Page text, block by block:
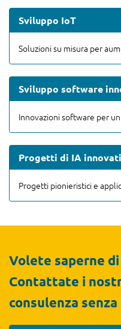
Sviluppo IoT
Soluzioni su misura per
Sviluppo software
Innovazioni software per
Progetti di IA
Progetti pionieristici e
Volete saperne di
Contattate i
consulenza